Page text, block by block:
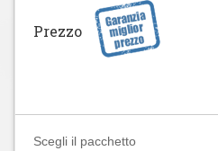
Prezzo
Scegli il pacchetto